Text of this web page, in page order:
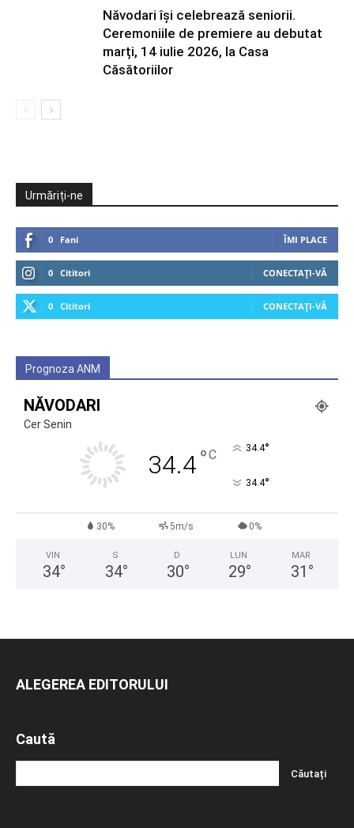
Năvodari își celebrează seniorii.
Ceremoniile de premiere au debutat
marți, 14 iulie 2026, la Casa
Căsătoriilor
Urmăriți-ne
0 Fani ÎMI PLACE
0 Cititori CONECTAȚI-VĂ
0 Cititori CONECTAȚI-VĂ
Prognoza ANM
NĂVODARI
Cer Senin
34.4°C 34.4°
34.4°
30% 5m/s 0%
VIN
34°
S
34°
D
30°
LUN
29°
MAR
31 °
ALEGEREA EDITORULUI
Caută